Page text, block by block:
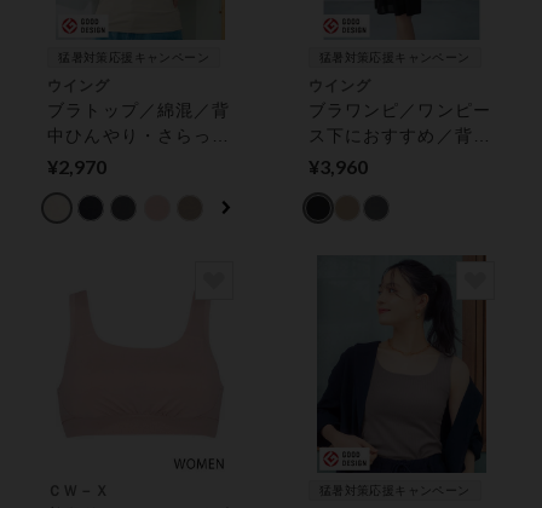
猛暑対策応援キャンペーン
ウイング
ブラトップ／綿混／背
中ひんやり・さらっと
快適／Ｓ〜４Ｌ【シン
ダーがラク カップ付
¥2,970
猛暑対策応援キャンペーン
ウイング
ブラワンピ／ワンピー
ス下におすすめ／背中
ひんやり・さらっと快
ロブラワンピ】 カッ
¥3,960
ＣＷ－Ｘ 猛暑対策応援キャンペーン